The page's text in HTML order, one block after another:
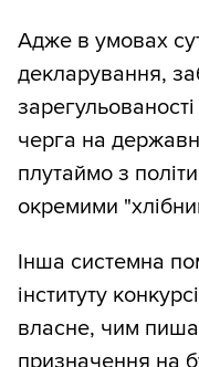
Адже в умовах
декларування,
черга на
плутаймо з
окремими
Інша системна
інституту
власне, чим
призначення на